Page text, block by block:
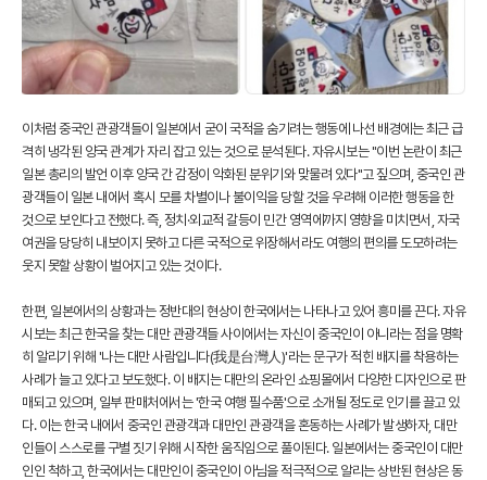
이처럼 중국인 관광객들이 일본에서 굳이 국적을 숨기려는 행동에 나선 배경에는 최근 급
격히 냉각된 양국 관계가 자리 잡고 있는 것으로 분석된다. 자유시보는 "이번 논란이 최근
일본 총리의 발언 이후 양국 간 감정이 악화된 분위기와 맞물려 있다"고 짚으며, 중국인 관
광객들이 일본 내에서 혹시 모를 차별이나 불이익을 당할 것을 우려해 이러한 행동을 한
것으로 보인다고 전했다. 즉, 정치·외교적 갈등이 민간 영역에까지 영향을 미치면서, 자국
여권을 당당히 내보이지 못하고 다른 국적으로 위장해서라도 여행의 편의를 도모하려는
웃지 못할 상황이 벌어지고 있는 것이다.
한편, 일본에서의 상황과는 정반대의 현상이 한국에서는 나타나고 있어 흥미를 끈다. 자유
시보는 최근 한국을 찾는 대만 관광객들 사이에서는 자신이 중국인이 아니라는 점을 명확
히 알리기 위해 '나는 대만 사람입니다(我是台灣人)'라는 문구가 적힌 배지를 착용하는
사례가 늘고 있다고 보도했다. 이 배지는 대만의 온라인 쇼핑몰에서 다양한 디자인으로 판
매되고 있으며, 일부 판매처에서는 '한국 여행 필수품'으로 소개될 정도로 인기를 끌고 있
다. 이는 한국 내에서 중국인 관광객과 대만인 관광객을 혼동하는 사례가 발생하자, 대만
인들이 스스로를 구별 짓기 위해 시작한 움직임으로 풀이된다. 일본에서는 중국인이 대만
인인 척하고, 한국에서는 대만인이 중국인이 아님을 적극적으로 알리는 상반된 현상은 동